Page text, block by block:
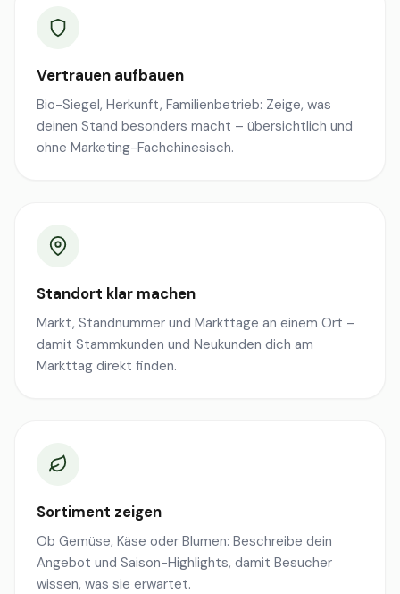
Vertrauen aufbauen
Bio-Siegel, Herkunft, Familienbetrieb: Zeige, was
deinen Stand besonders macht – übersichtlich und
ohne Marketing-Fachchinesisch.
Standort klar machen
Markt, Standnummer und Markttage an einem Ort –
damit Stammkunden und Neukunden dich am
Markttag direkt finden.
Sortiment zeigen
Ob Gemüse, Käse oder Blumen: Beschreibe dein
Angebot und Saison-Highlights, damit Besucher
wissen, was sie erwartet.